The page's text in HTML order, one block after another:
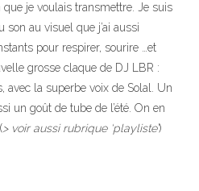
que je voulais transmettre. Je suis
au visuel que j’ai aussi
pour respirer, sourire …et
grosse claque de DJ LBR :
avec la superbe voix de Solal. Un
un goût de tube de l’été. On en
> voir aussi rubrique ‘playliste’)